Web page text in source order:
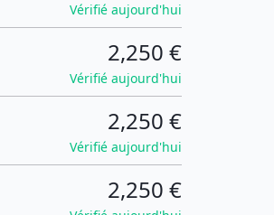
Vérifié aujourd'hui
2,250 €
Vérifié aujourd'hui
2,250 €
Vérifié aujourd'hui
2,250 €